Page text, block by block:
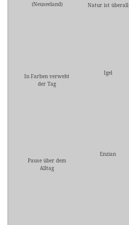
(Neuseeland)
Natur ist überall
In Farben verweht
der Tag
Igel
Pause über dem
Alltag
Enzian